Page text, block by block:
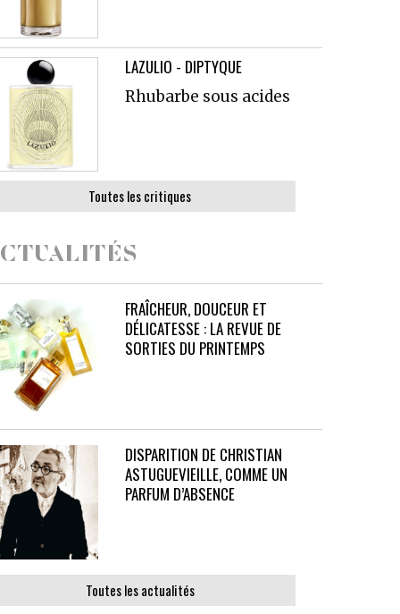
LAZULIO - DIPTYQUE
Rhubarbe sous acides
Toutes les critiques
FRAÎCHEUR, DOUCEUR ET
DÉLICATESSE : LA REVUE DE
SORTIES DU PRINTEMPS
DISPARITION DE CHRISTIAN
ASTUGUEVIEILLE, COMME UN
PARFUM D’ABSENCE
Toutes les actualités